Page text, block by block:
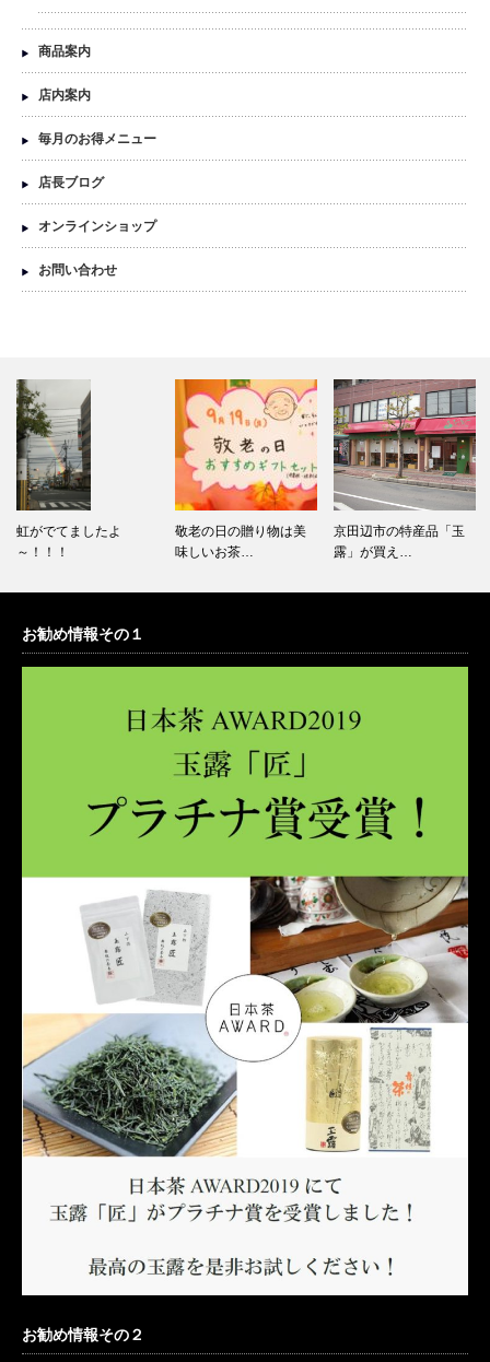
商品案内
店内案内
毎月のお得メニュー
店長ブログ
オンラインショップ
お問い合わせ
虹がでてましたよ
～！！！
敬老の日の贈り物は美
味しいお茶…
京田辺市の特産品「玉
露」が買え…
お勧め情報その１
お勧め情報その２